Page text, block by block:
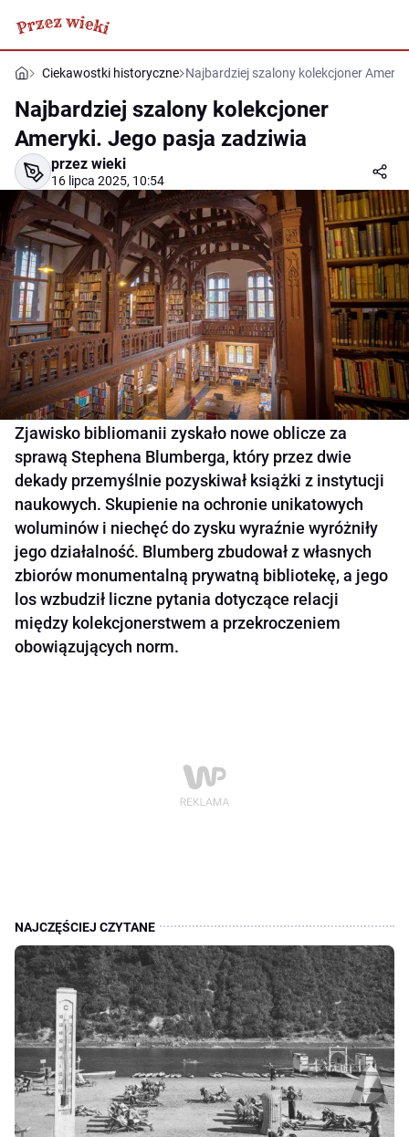
Ciekawostki historyczne Najbardziej szalony kolekcjoner
Najbardziej szalony kolekcjoner
Ameryki. Jego pasja zadziwia
przez wieki
16 lipca 2025, 10:54
Zjawisko bibliomanii zyskało nowe oblicze za
sprawą Stephena Blumberga, który przez dwie
dekady przemyślnie pozyskiwał książki z instytucji
naukowych. Skupienie na ochronie unikatowych
woluminów i niechęć do zysku wyraźnie wyróżniły
jego działalność. Blumberg zbudował z własnych
zbiorów monumentalną prywatną bibliotekę, a jego
los wzbudził liczne pytania dotyczące relacji
między kolekcjonerstwem a przekroczeniem
obowiązujących norm.